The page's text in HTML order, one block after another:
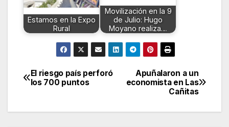
Estamos en la Expo
Rural
Movilización en la 9
de Julio: Hugo
Moyano realiza…
Navegación
Apuñalaron a un
economista en Las
Cañitas
El riesgo país perforó
los 700 puntos